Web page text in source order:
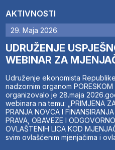
AKTIVNOSTI
29. Maja 2026.
UDRUŽENJE
WEBINAR ZA
Udruženje ekonomista
nadzornim organom PORESKOM
organizovalo je 28.maja
webinara na temu: „PRIMJENA
PRANJA NOVCA I
PRAVA, OBAVEZE I
OVLAŠTENIH LICA KOD
svim ovlašćenim mjenjačima i